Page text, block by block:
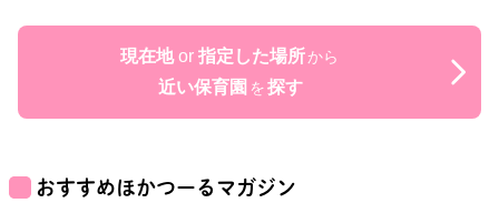
現在地 or 指定した場所から
近い保育園 を探す
おすすめほかつーるマガジン